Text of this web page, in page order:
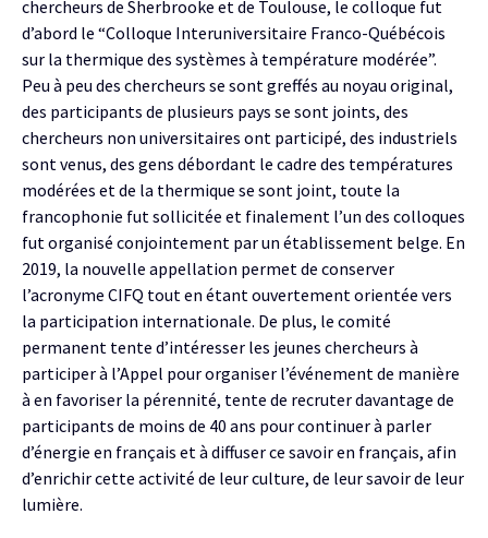
chercheurs de Sherbrooke et de Toulouse, le colloque fut
d’abord le “Colloque Interuniversitaire Franco-Québécois
sur la thermique des systèmes à température modérée”.
Peu à peu des chercheurs se sont greffés au noyau original,
des participants de plusieurs pays se sont joints, des
chercheurs non universitaires ont participé, des industriels
sont venus, des gens débordant le cadre des températures
modérées et de la thermique se sont joint, toute la
francophonie fut sollicitée et finalement l’un des colloques
fut organisé conjointement par un établissement belge. En
2019, la nouvelle appellation permet de conserver
l’acronyme CIFQ tout en étant ouvertement orientée vers
la participation internationale. De plus, le comité
permanent tente d’intéresser les jeunes chercheurs à
participer à l’Appel pour organiser l’événement de manière
à en favoriser la pérennité, tente de recruter davantage de
participants de moins de 40 ans pour continuer à parler
d’énergie en français et à diffuser ce savoir en français, afin
d’enrichir cette activité de leur culture, de leur savoir de leur
lumière.